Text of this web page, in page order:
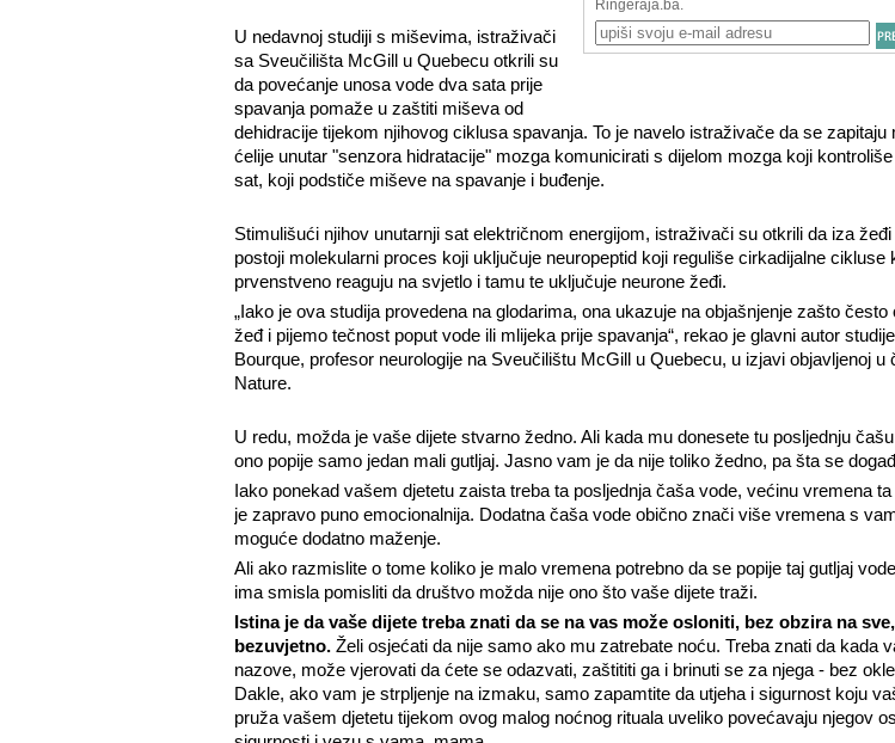
U nedavnoj studiji s miševima, istraživači
sa Sveučilišta McGill u Quebecu otkrili su
da povećanje unosa vode dva sata prije
spavanja pomaže u zaštiti miševa od
dehidracije tijekom njihovog ciklusa spavanja. To je navelo istraživače da se zapitaju
ćelije unutar "senzora hidratacije" mozga komunicirati s dijelom mozga koji
sat, koji podstiče miševe na spavanje i buđenje.
Stimulišući njihov unutarnji sat električnom energijom, istraživači su otkrili da iza žeđi
postoji molekularni proces koji uključuje neuropeptid koji reguliše cirkadijalne cikluse
prvenstveno reaguju na svjetlo i tamu te uključuje neurone žeđi.
„Iako je ova studija provedena na glodarima, ona ukazuje na objašnjenje zašto često
žeđ i pijemo tečnost poput vode ili mlijeka prije spavanja“, rekao je glavni autor
Bourque, profesor neurologije na Sveučilištu McGill u Quebecu, u izjavi objavljenoj u
Nature.
U redu, možda je vaše dijete stvarno žedno. Ali kada mu donesete tu posljednju
ono popije samo jedan mali gutljaj. Jasno vam je da nije toliko žedno, pa šta se
Iako ponekad vašem djetetu zaista treba ta posljednja čaša vode, većinu vremena ta
je zapravo puno emocionalnija. Dodatna čaša vode obično znači više vremena s
moguće dodatno maženje.
Ali ako razmislite o tome koliko je malo vremena potrebno da se popije taj gutljaj
ima smisla pomisliti da društvo možda nije ono što vaše dijete traži.
Istina je da vaše dijete treba znati da se na vas može osloniti, bez obzira na sve,
bezuvjetno.Želi osjećati da nije samo ako mu zatrebate noću. Treba znati da kada
nazove, može vjerovati da ćete se odazvati, zaštititi ga i brinuti se za njega - bez
Dakle, ako vam je strpljenje na izmaku, samo zapamtite da utjeha i sigurnost koju
pruža vašem djetetu tijekom ovog malog noćnog rituala uveliko povećavaju njegov